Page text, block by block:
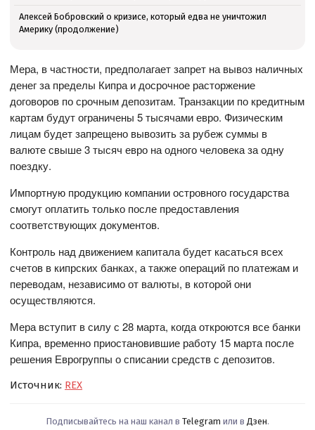
Алексей Бобровский о кризисе, который едва не уничтожил
Америку (продолжение)
Мера, в частности, предполагает запрет на вывоз наличных
денег за пределы Кипра и досрочное расторжение
договоров по срочным депозитам. Транзакции по кредитным
картам будут ограничены 5 тысячами евро. Физическим
лицам будет запрещено вывозить за рубеж суммы в
валюте свыше 3 тысяч евро на одного человека за одну
поездку.
Импортную продукцию компании островного государства
смогут оплатить только после предоставления
соответствующих документов.
Контроль над движением капитала будет касаться всех
счетов в кипрских банках, а также операций по платежам и
переводам, независимо от валюты, в которой они
осуществляются.
Мера вступит в силу с 28 марта, когда откроются все банки
Кипра, временно приостановившие работу 15 марта после
решения Еврогруппы о списании средств с депозитов.
Источник: REX
Подписывайтесь на наш канал в Telegram или в Дзен.